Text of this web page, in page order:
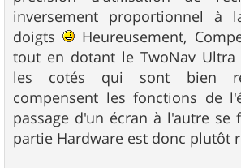
inversement proportionnel à
doigts
Heureusement,
tout en dotant le TwoNav
les cotés qui sont bien
compensent les fonctions de
passage d'un écran à l'autre se
partie Hardware est donc plutôt